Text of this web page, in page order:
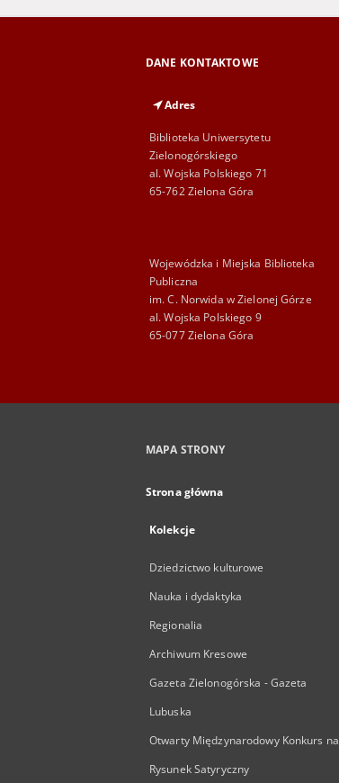
DANE KONTAKTOWE
Adres
Biblioteka Uniwersytetu
Zielonogórskiego
al. Wojska Polskiego 71
65-762 Zielona Góra
Wojewódzka i Miejska Biblioteka
Publiczna
im. C. Norwida w Zielonej Górze
al. Wojska Polskiego 9
65-077 Zielona Góra
MAPA STRONY
Strona główna
Kolekcje
Dziedzictwo kulturowe
Nauka i dydaktyka
Regionalia
Archiwum Kresowe
Gazeta Zielonogórska - Gazeta
Lubuska
Otwarty Międzynarodowy Konkurs na
Rysunek Satyryczny